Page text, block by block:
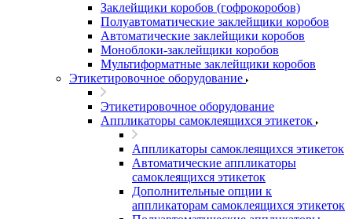
Заклейщики коробов (гофрокоробов)
Полуавтоматические заклейщики коробов
Автоматические заклейщики коробов
Моноблоки-заклейщики коробов
Мультиформатные заклейщики коробов
Этикетировочное оборудование
Этикетировочное оборудование
Аппликаторы самоклеящихся этикеток
Аппликаторы самоклеящихся этикеток
Автоматические аппликаторы
самоклеящихся этикеток
Дополнительные опции к
аппликаторам самоклеящихся этикеток